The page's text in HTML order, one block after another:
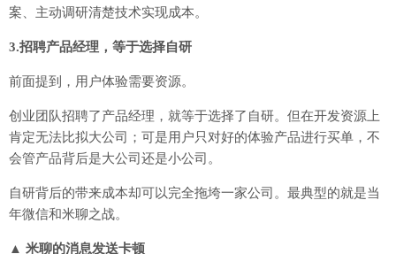
案、主动调研清楚技术实现成本。
3.招聘产品经理，等于选择自研
前面提到，用户体验需要资源。
创业团队招聘了产品经理，就等于选择了自研。但在开发资源上
肯定无法比拟大公司；可是用户只对好的体验产品进行买单，不
会管产品背后是大公司还是小公司。
自研背后的带来成本却可以完全拖垮一家公司。最典型的就是当
年微信和米聊之战。
▲ 米聊的消息发送卡顿